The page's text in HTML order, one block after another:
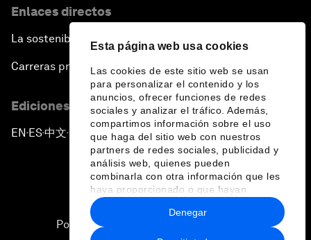
Esta página web usa cookies
Las cookies de este sitio web se usan
para personalizar el contenido y los
anuncios, ofrecer funciones de redes
sociales y analizar el tráfico. Además,
compartimos información sobre el uso
que haga del sitio web con nuestros
partners de redes sociales, publicidad y
análisis web, quienes pueden
combinarla con otra información que les
haya proporcionado o que hayan
recopilado a partir del uso que haya
hecho de sus servicios.
Denegar
Enlaces directos
La sostenibilidad en el Foro
Carreras profesionales
Ediciones en otros idiomas
EN ▪ES▪中文▪ 日本語
Política de privacidad y normas de uso